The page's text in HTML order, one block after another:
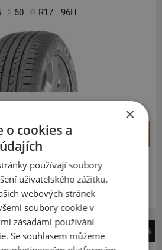
60 R17 96H
Expedujeme do 5 dnů
v Opavě do 5 dnů.
sklad 6 ks.
-38%
×
o cookies a
používají soubory
uživatelského zážitku.
webových stránek
soubory cookie v
zásadami používání
Se souhlasem můžeme